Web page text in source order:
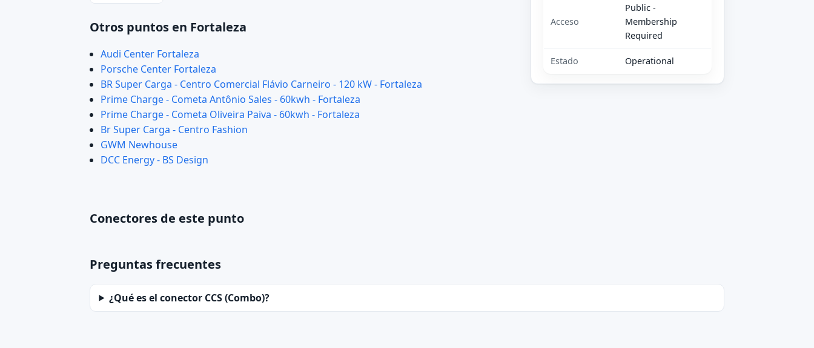
Otros puntos en Fortaleza
Audi Center Fortaleza
Porsche Center Fortaleza
BR Super Carga - Centro Comercial Flávio Carneiro - 120 kW - Fortaleza
Prime Charge - Cometa Antônio Sales - 60kwh - Fortaleza
Prime Charge - Cometa Oliveira Paiva - 60kwh - Fortaleza
Br Super Carga - Centro Fashion
GWM Newhouse
DCC Energy - BS Design
Acceso
Public -
Membership
Required
Estado Operational
Conectores de este punto
Preguntas frecuentes
¿Qué es el conector CCS (Combo)?